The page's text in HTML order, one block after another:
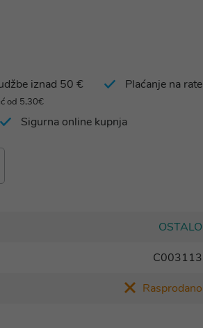
iznad 50 €
od 5,30€
Plaćanje na rate
Sigurna online kupnja
OSTALO
C003113
Rasprodano